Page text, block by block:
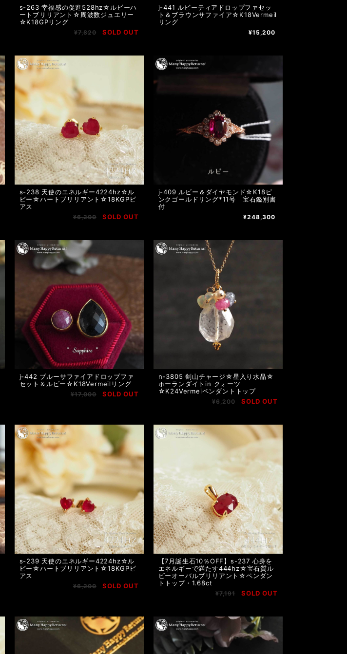
s-263 幸福感の促進528hz☆ルビーハ
ートブリリアント☆周波数ジュエリー
☆K18GPリング
¥7,820 SOLD OUT
j-441 ルビーティアドロップファセッ
ト＆ブラウンサファイア☆K18Vermeil
リング
¥15,200
s-238 天使のエネルギー4224hz☆ル
ビー☆ハートブリリアント☆18KGPピ
アス
¥6,200 SOLD OUT
j-409 ルビー＆ダイヤモンド☆K18ピ
ンクゴールドリング*11号 宝石鑑別書
付
¥248,300
j-442 ブルーサファイアドロップファ
セット＆ルビー☆K18Vermeilリング
¥17,000 SOLD OUT
n-3805 剣山チャージ☆星入り水晶☆
ホーランダイトin クォーツ
☆K24Vermeiペンダントトップ
¥6,200 SOLD OUT
s-239 天使のエネルギー4224hz☆ル
ビー☆ハートブリリアント☆18KGPピ
アス
¥6,200 SOLD OUT
【7月誕生石10％OFF】s-237 心身を
エネルギーで満たす444hz☆宝石質ル
ビーオーバルブリリアント☆ペンダン
トトップ・1.68ct
¥7,191 SOLD OUT